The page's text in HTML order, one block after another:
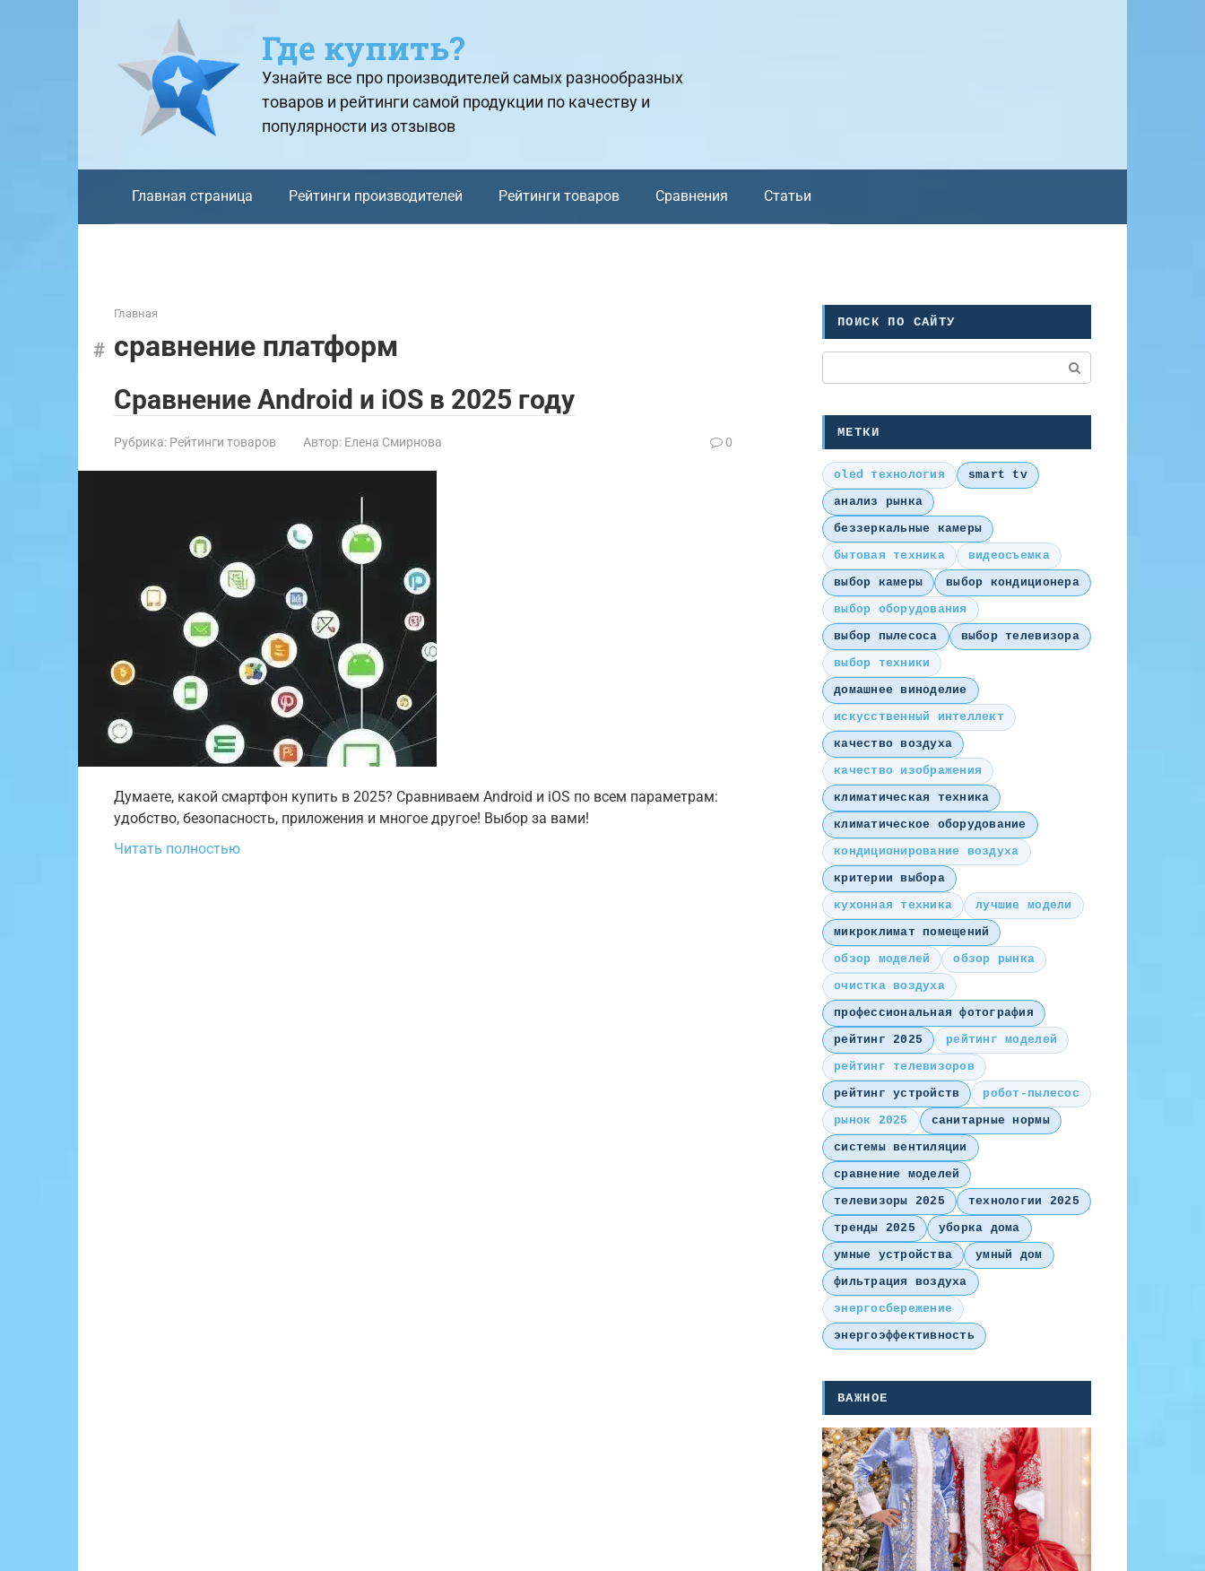
Где купить?
Узнайте все про производителей самых разнообразных
товаров и рейтинги самой продукции по качеству и
популярности из отзывов
Главная страница Рейтинги производителей Рейтинги товаров Сравнения Статьи
Главная
сравнение платформ
Сравнение Android и iOS в 2025 году
Рубрика: Рейтинги товаров Автор: Елена Смирнова 0
Думаете, какой смартфон купить в 2025? Сравниваем Android и iOS по всем параметрам:
удобство, безопасность, приложения и многое другое! Выбор за вами!
Читать полностью
ПОИСК ПО САЙТУ
МЕТКИ
oled технология
smart tv
анализ рынка
беззеркальные камеры
бытовая техника
видеосъемка
выбор камеры
выбор кондиционера
выбор оборудования
выбор пылесоса
выбор телевизора
выбор техники
домашнее виноделие
искусственный интеллект
качество воздуха
качество изображения
климатическая техника
климатическое оборудование
кондиционирование воздуха
критерии выбора
кухонная техника
лучшие модели
микроклимат помещений
обзор моделей
обзор рынка
очистка воздуха
профессиональная фотография
рейтинг 2025
рейтинг моделей
рейтинг телевизоров
рейтинг устройств
робот-пылесос
рынок 2025
санитарные нормы
системы вентиляции
сравнение моделей
телевизоры 2025
технологии 2025
тренды 2025
уборка дома
умные устройства
умный дом
фильтрация воздуха
энергосбережение
энергоэффективность
ВАЖНОЕ